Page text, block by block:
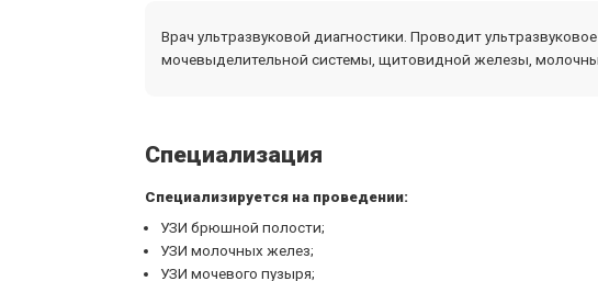
Врач ультразвуковой диагностики. Проводит
мочевыделительной системы, щитовидной железы,
Специализация
Специализируется на проведении:
УЗИ брюшной полости;
УЗИ молочных желез;
УЗИ мочевого пузыря;